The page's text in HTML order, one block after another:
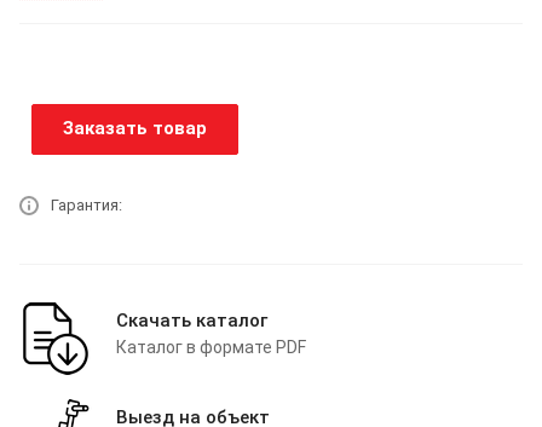
Заказать товар
Гарантия:
Скачать каталог
Каталог в формате PDF
Выезд на объект